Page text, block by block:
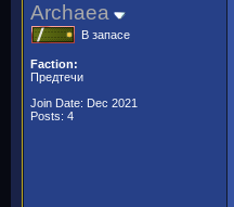
Archaea
В запасе
Faction:
Предтечи
Join Date: Dec 2021
Posts: 4